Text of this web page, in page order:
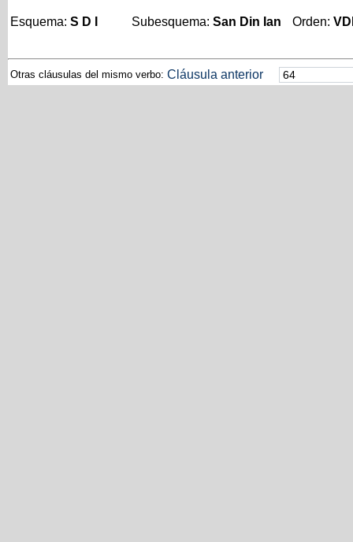
Esquema: S D I Subesquema: San Din Ian Orden:
Otras cláusulas del mismo verbo: Cláusula anterior